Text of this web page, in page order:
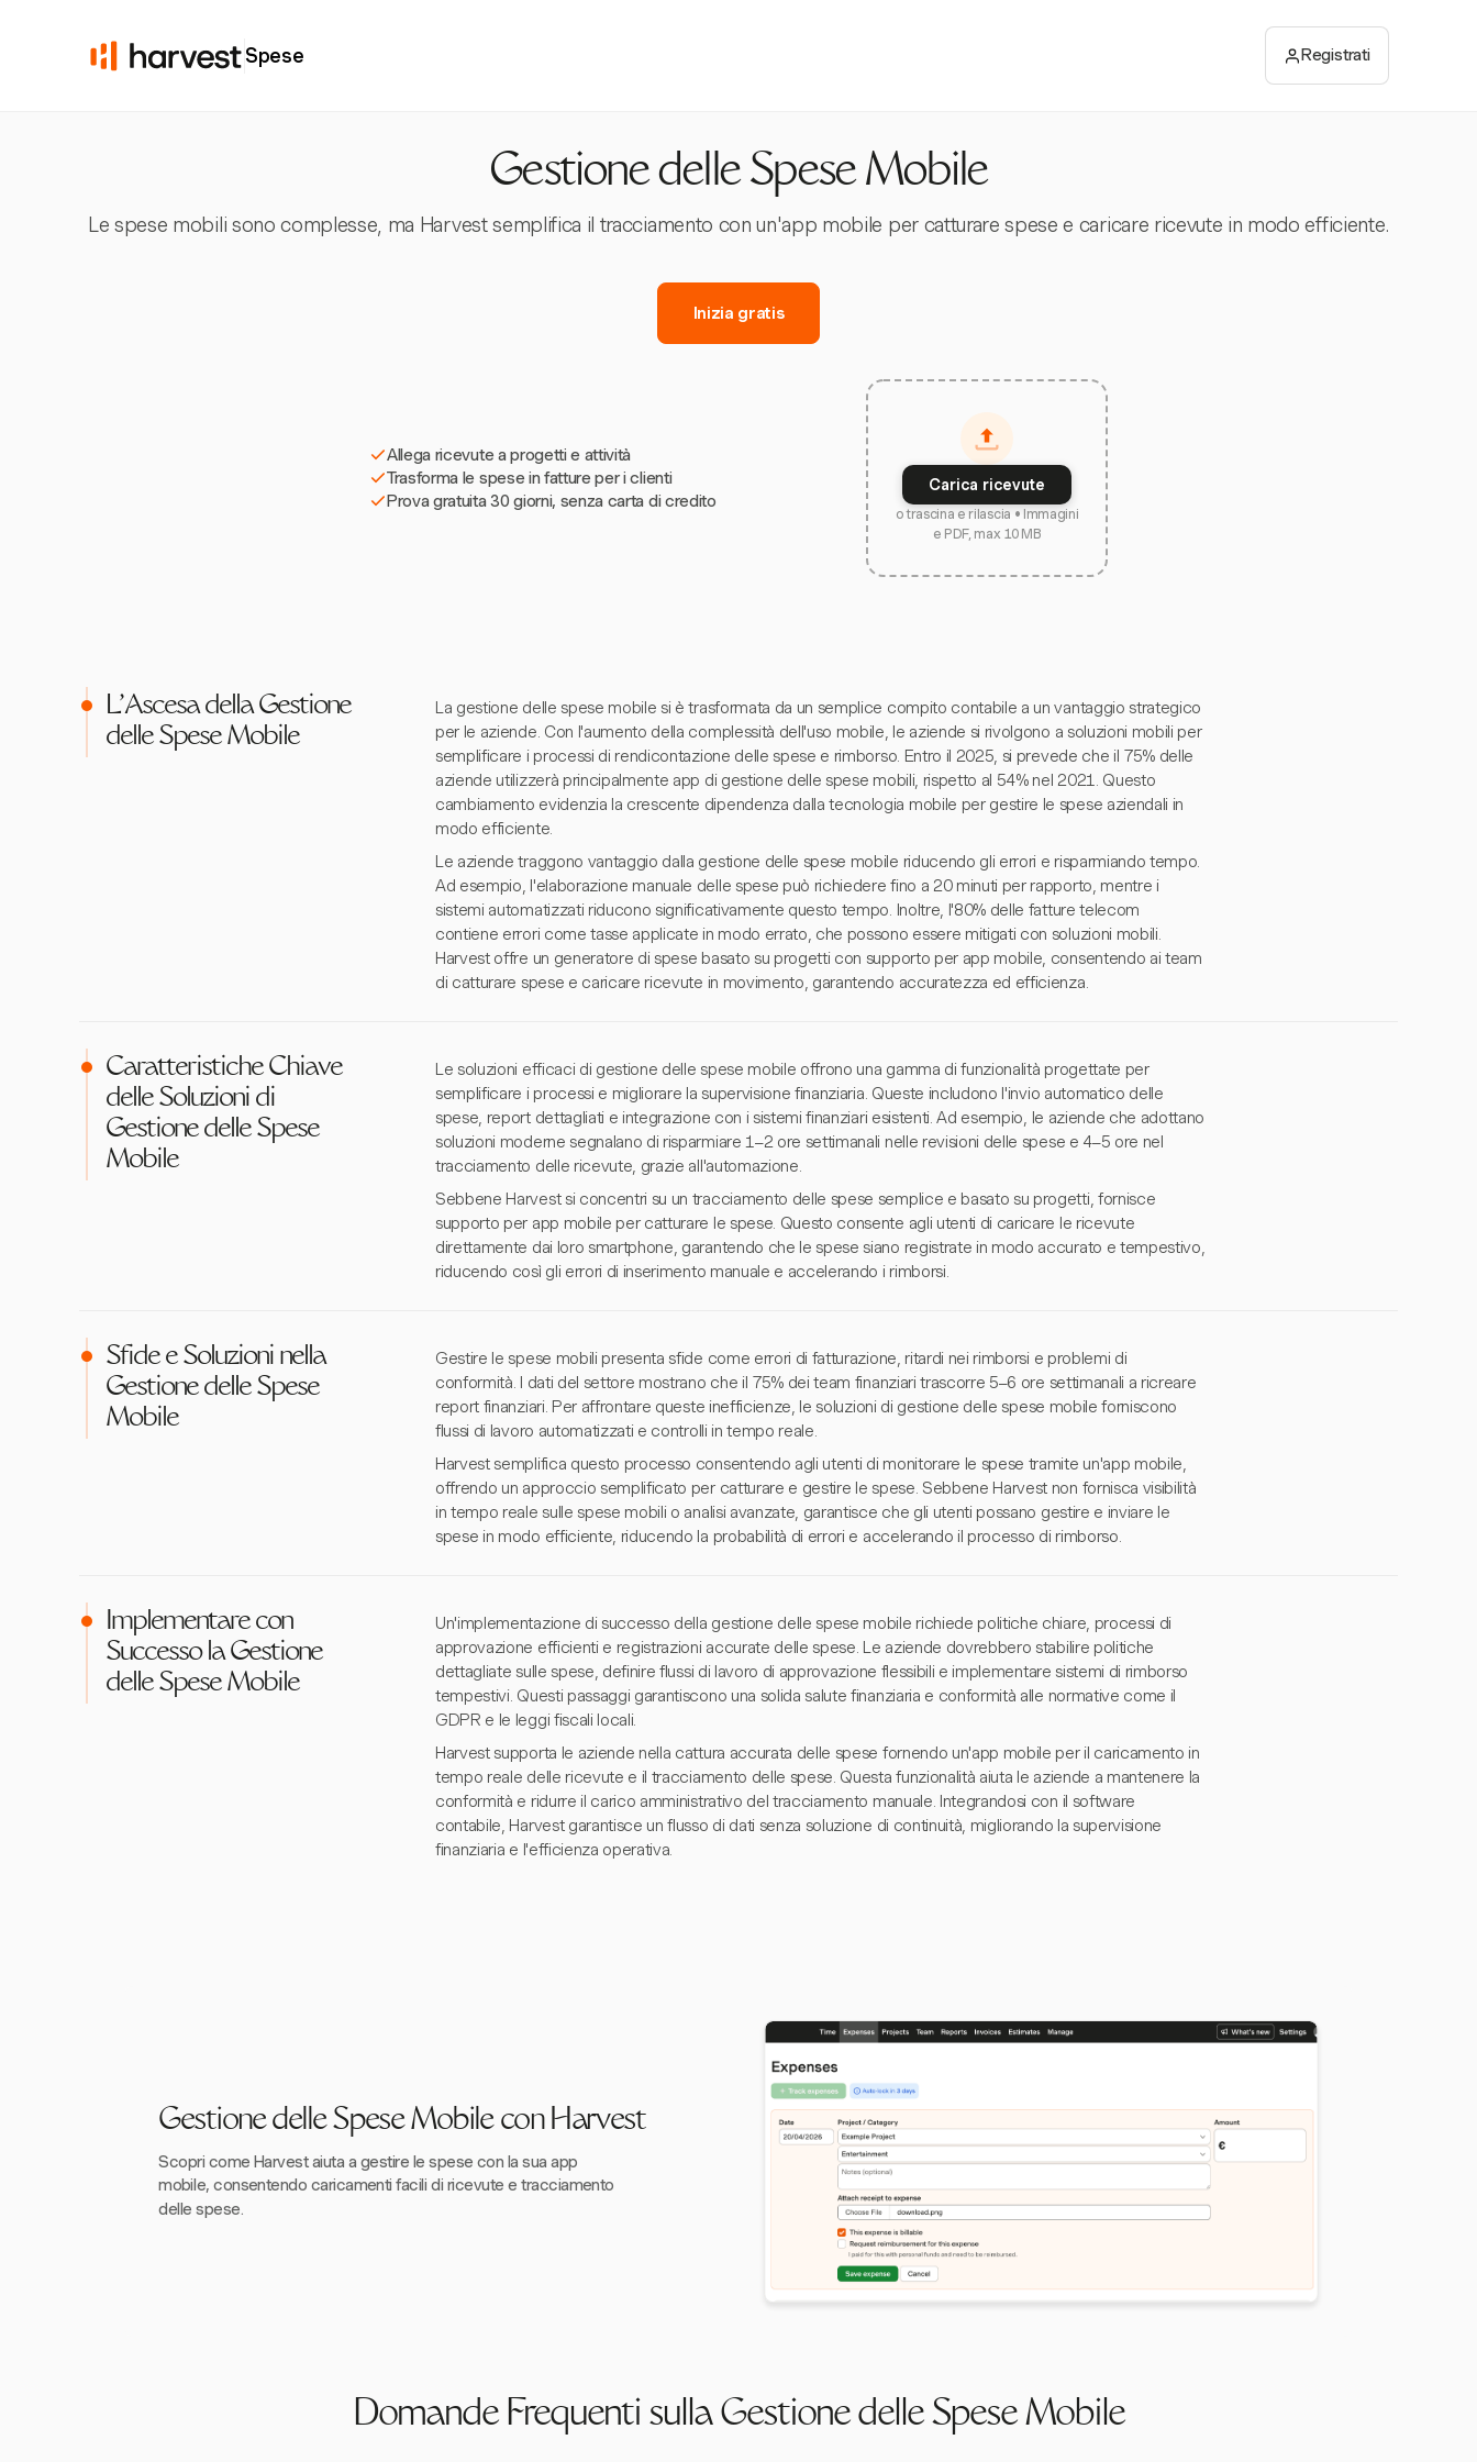
Spese Registrati
Gestione delle Spese Mobile
Le spese mobili sono complesse, ma Harvest semplifica il tracciamento con un'app mobile per catturare spese e caricare ricevute in modo efficiente.
Inizia gratis
Allega ricevute a progetti e attività
Trasforma le spese in fatture per i clienti
Prova gratuita 30 giorni, senza carta di credito
Carica ricevute
o trascina e rilascia • Immagini
e PDF, max 10 MB
L'Ascesa della Gestione
delle Spese Mobile
La gestione delle spese mobile si è trasformata da un semplice compito contabile a un vantaggio strategico
per le aziende. Con l'aumento della complessità dell'uso mobile, le aziende si rivolgono a soluzioni mobili per
semplificare i processi di rendicontazione delle spese e rimborso. Entro il 2025, si prevede che il 75% delle
aziende utilizzerà principalmente app di gestione delle spese mobili, rispetto al 54% nel 2021. Questo
cambiamento evidenzia la crescente dipendenza dalla tecnologia mobile per gestire le spese aziendali in
modo efficiente.
Le aziende traggono vantaggio dalla gestione delle spese mobile riducendo gli errori e risparmiando tempo.
Ad esempio, l'elaborazione manuale delle spese può richiedere fino a 20 minuti per rapporto, mentre i
sistemi automatizzati riducono significativamente questo tempo. Inoltre, l'80% delle fatture telecom
contiene errori come tasse applicate in modo errato, che possono essere mitigati con soluzioni mobili.
Harvest offre un generatore di spese basato su progetti con supporto per app mobile, consentendo ai team
di catturare spese e caricare ricevute in movimento, garantendo accuratezza ed efficienza.
Caratteristiche Chiave
delle Soluzioni di
Gestione delle Spese
Mobile
Le soluzioni efficaci di gestione delle spese mobile offrono una gamma di funzionalità progettate per
semplificare i processi e migliorare la supervisione finanziaria. Queste includono l'invio automatico delle
spese, report dettagliati e integrazione con i sistemi finanziari esistenti. Ad esempio, le aziende che adottano
soluzioni moderne segnalano di risparmiare 1–2 ore settimanali nelle revisioni delle spese e 4–5 ore nel
tracciamento delle ricevute, grazie all'automazione.
Sebbene Harvest si concentri su un tracciamento delle spese semplice e basato su progetti, fornisce
supporto per app mobile per catturare le spese. Questo consente agli utenti di caricare le ricevute
direttamente dai loro smartphone, garantendo che le spese siano registrate in modo accurato e tempestivo,
riducendo così gli errori di inserimento manuale e accelerando i rimborsi.
Sfide e Soluzioni nella
Gestione delle Spese
Mobile
Gestire le spese mobili presenta sfide come errori di fatturazione, ritardi nei rimborsi e problemi di
conformità. I dati del settore mostrano che il 75% dei team finanziari trascorre 5–6 ore settimanali a ricreare
report finanziari. Per affrontare queste inefficienze, le soluzioni di gestione delle spese mobile forniscono
flussi di lavoro automatizzati e controlli in tempo reale.
Harvest semplifica questo processo consentendo agli utenti di monitorare le spese tramite un'app mobile,
offrendo un approccio semplificato per catturare e gestire le spese. Sebbene Harvest non fornisca visibilità
in tempo reale sulle spese mobili o analisi avanzate, garantisce che gli utenti possano gestire e inviare le
spese in modo efficiente, riducendo la probabilità di errori e accelerando il processo di rimborso.
Implementare con
Successo la Gestione
delle Spese Mobile
Un'implementazione di successo della gestione delle spese mobile richiede politiche chiare, processi di
approvazione efficienti e registrazioni accurate delle spese. Le aziende dovrebbero stabilire politiche
dettagliate sulle spese, definire flussi di lavoro di approvazione flessibili e implementare sistemi di rimborso
tempestivi. Questi passaggi garantiscono una solida salute finanziaria e conformità alle normative come il
GDPR e le leggi fiscali locali.
Harvest supporta le aziende nella cattura accurata delle spese fornendo un'app mobile per il caricamento in
tempo reale delle ricevute e il tracciamento delle spese. Questa funzionalità aiuta le aziende a mantenere la
conformità e ridurre il carico amministrativo del tracciamento manuale. Integrandosi con il software
contabile, Harvest garantisce un flusso di dati senza soluzione di continuità, migliorando la supervisione
finanziaria e l'efficienza operativa.
Gestione delle Spese Mobile con Harvest
Scopri come Harvest aiuta a gestire le spese con la sua app
mobile, consentendo caricamenti facili di ricevute e tracciamento
delle spese.
Domande Frequenti sulla Gestione delle Spese Mobile